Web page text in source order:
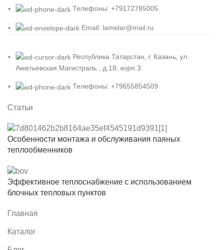
Телефоны: +79172785005
Email: lamelar@mail.ru
Республика Татарстан, г. Казань, ул.
Аметьевская Магистраль , д.18, корп.3
Телефоны: +79655854509
Статьи
Особенности монтажа и обслуживания паяных
теплообменников
Эффективное теплоснабжение с использованием
блочных тепловых пунктов
Главная
Каталог